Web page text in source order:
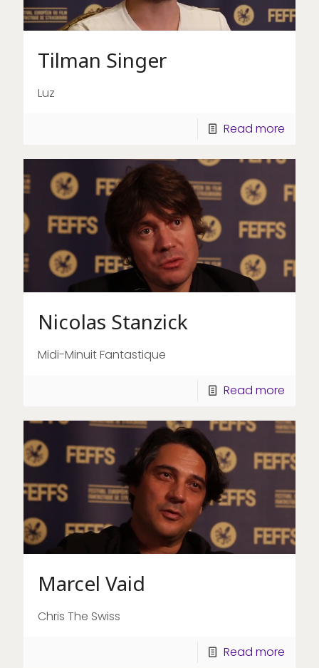
Tilman Singer
Luz
Read more
Nicolas Stanzick
Midi-Minuit Fantastique
Read more
Marcel Vaid
Chris The Swiss
Read more